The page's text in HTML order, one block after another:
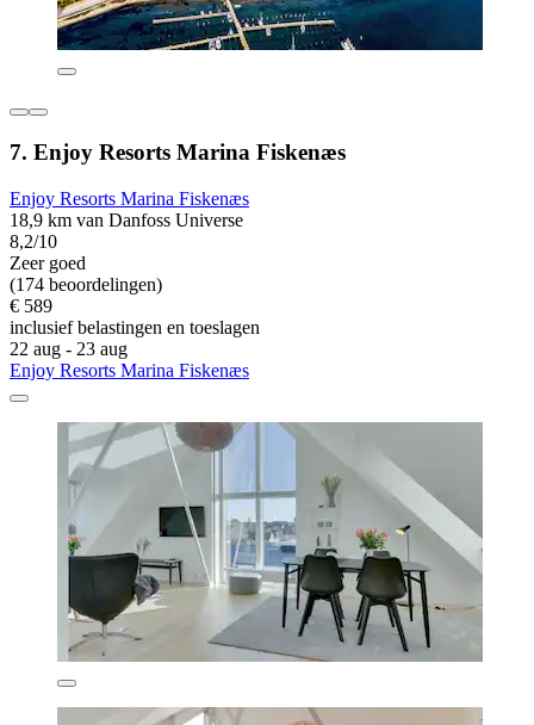
7. Enjoy Resorts Marina Fiskenæs
Enjoy Resorts Marina Fiskenæs
18,9 km van Danfoss Universe
8,2/10
Zeer goed
(174 beoordelingen)
€ 589
inclusief belastingen en toeslagen
22 aug - 23 aug
Enjoy Resorts Marina Fiskenæs